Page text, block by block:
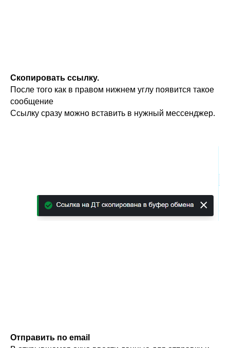
Скопировать ссылку.
После того как в правом нижнем углу появится такое
сообщение
Ссылку сразу можно вставить в нужный мессенджер.
Отправить по email